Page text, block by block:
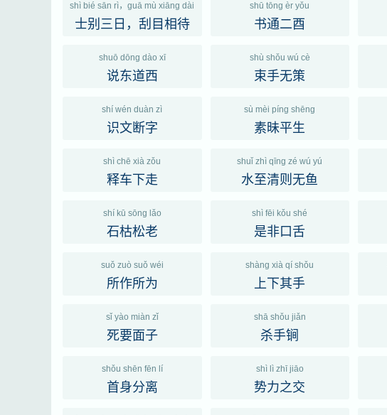
shì bié sān rì，guā mù xiāng dài
士别三日，刮目相待
shū tōng èr yǒu
书通二酉
shuō dōng dào xī
说东道西
shù shǒu wú cè
束手无策
shí wén duàn zì
识文断字
sù mèi píng shēng
素昧平生
shì chē xià zǒu
释车下走
shuǐ zhì qīng zé wú yú
水至清则无鱼
shí kū sōng lǎo
石枯松老
shì fēi kǒu shé
是非口舌
suǒ zuò suǒ wéi
所作所为
shàng xià qí shǒu
上下其手
sǐ yào miàn zǐ
死要面子
shā shǒu jiǎn
杀手锏
shǒu shēn fēn lí
首身分离
shì lì zhī jiāo
势力之交